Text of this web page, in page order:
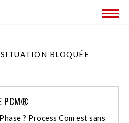
SITES MANAGIS
CONTACT
BLOQUÉE
PCM®
? Process Com est sans